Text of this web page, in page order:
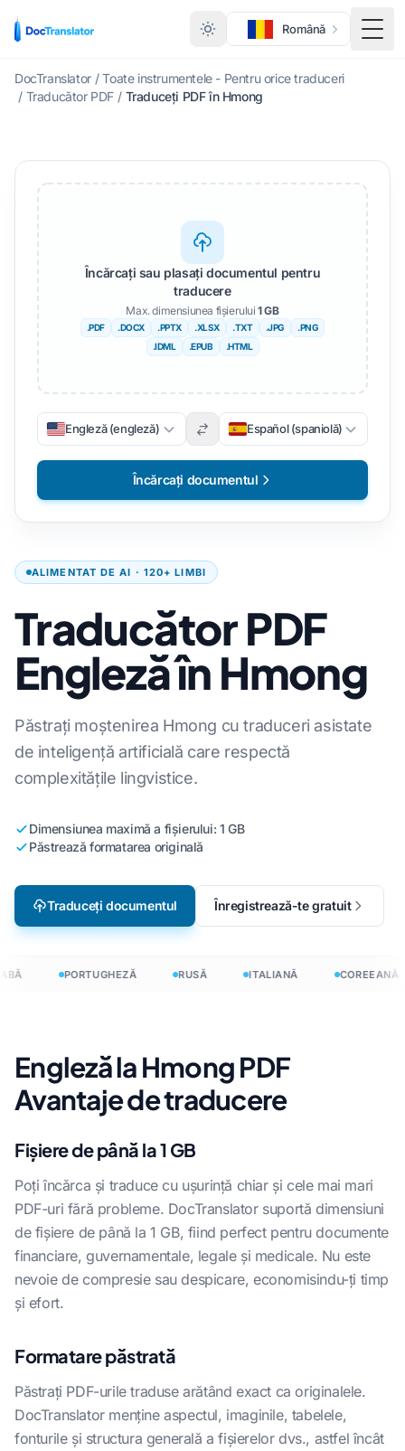
Română
DocTranslator / Toate instrumentele - Pentru orice traduceri
/ Traducător PDF / Traduceți PDF în Hmong
ALIMENTAT DE AI · 120+ LIMBI
Traducător PDF
Engleză în Hmong
Păstrați moștenirea Hmong cu traduceri asistate
de inteligență artificială care respectă
complexitățile lingvistice.
Dimensiunea maximă a fișierului: 1 GB
Păstrează formatarea originală
Traduceți documentul Înregistrează-te gratuit
Încărcați sau plasați documentul pentru
traducere
Max. dimensiunea fișierului1 GB
.PDF .DOCX .PPTX .XLSX .TXT .JPG
.PNG
.IDML
.EPUB .HTML
Engleză (engleză) Español (spaniolă)
Încărcați documentul
PORTUGHEZĂ RUSĂ ITALIANĂ COREEANĂ
Engleză la Hmong PDF
Avantaje de traducere
Fișiere de până la 1 GB
Poți încărca și traduce cu ușurință chiar și cele mai mari
PDF-uri fără probleme. DocTranslator suportă dimensiuni
de fișiere de până la 1 GB, fiind perfect pentru documente
financiare, guvernamentale, legale și medicale. Nu este
nevoie de compresie sau despicare, economisindu-ți timp
și efort.
Formatare păstrată
Păstrați PDF-urile traduse arătând exact ca originalele.
DocTranslator menține aspectul, imaginile, tabelele,
fonturile și structura generală a fișierelor dvs., astfel încât